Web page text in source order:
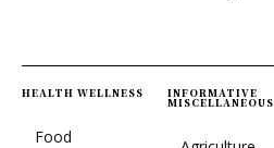
HEALTH WELLNESS
Food
INFORMATIVE
MISCELLANEOUS